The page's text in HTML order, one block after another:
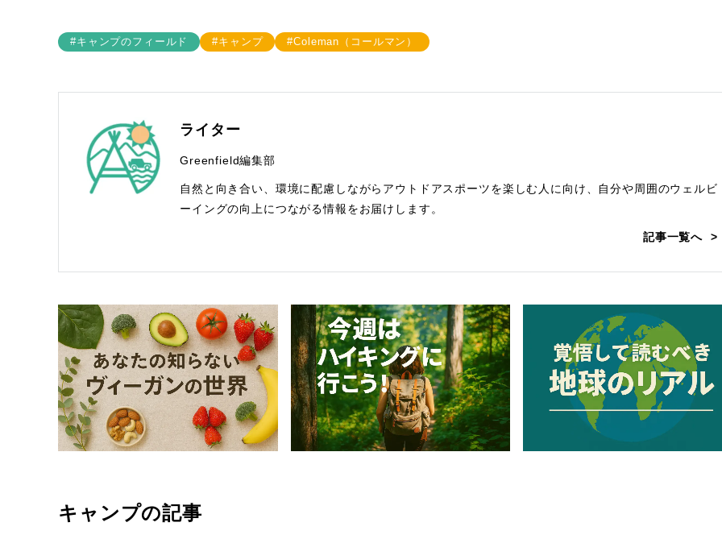
#キャンプのフィールド #キャンプ #Coleman（コールマン）
ライター
Greenfield編集部
自然と向き合い、環境に配慮しながらアウトドアスポーツを楽しむ人に向け、自分や周囲のウェルビ
ーイングの向上につながる情報をお届けします。
記事一覧へ
キャンプの記事